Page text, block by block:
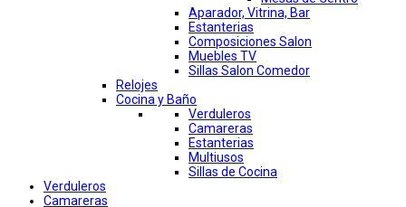
Aparador, Vitrina, Bar
Estanterias
Composiciones Salon
Muebles TV
Sillas Salon Comedor
Relojes
Cocina y Baño
Verduleros
Camareras
Estanterias
Multiusos
Sillas de Cocina
Verduleros
Camareras